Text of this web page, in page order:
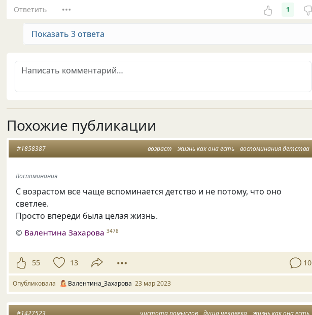
Ответить 1
Показать 3 ответа
Похожие публикации
возраст жизнь как она есть воспоминания детства
#1858387
Воспоминания
С возрастом все чаще вспоминается детство и не потому, что оно
светлее.
Просто впереди была целая жизнь.
© Валентина Захарова 3478
55 13 10
Опубликовала Валентина_Захарова 23 мар 2023
чистота помыслов душа человека жизнь как она есть
#1427523